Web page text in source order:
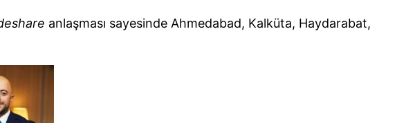
anlaşması sayesinde Ahmedabad, Kalküta, Haydarabat,